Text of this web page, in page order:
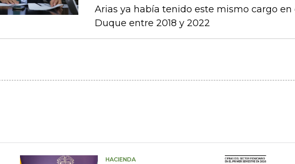
Arias ya había tenido este mismo cargo en
Duque entre 2018 y 2022
HACIENDA